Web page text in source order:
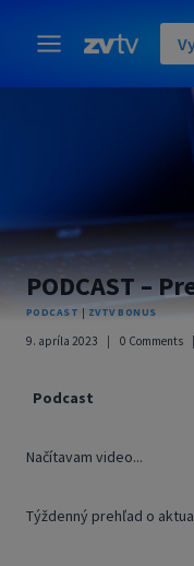
content
PODCAST –
PODCAST | ZVTV BONUS
9. apríla 2023 0 Comments
Podcast
Načítavam video...
Týždenný prehľad o